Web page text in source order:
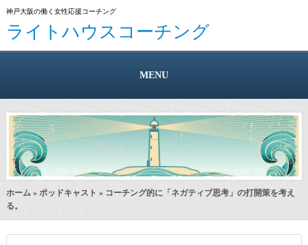
神戸大阪の働く女性応援コーチング
ライトハウスコーチング
MENU
ホーム » ポッドキャスト » コーチング的に「ネガティブ思考」の打開策を考え
る。